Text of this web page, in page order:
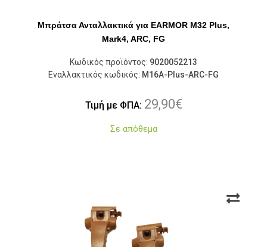
Μπράτσα Ανταλλακτικά για EARMOR M32 Plus,
Mark4, ARC, FG
Κωδικός προϊόντος: 9020052213
Εναλλακτικός κωδικός: M16A-Plus-ARC-FG
Τιμή με ΦΠΑ: 29,90€
Σε απόθεμα